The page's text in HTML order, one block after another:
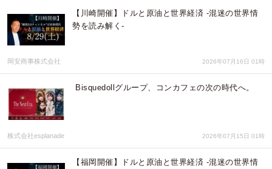
【川崎開催】ドルと原油と世界経済 -混迷の世界情
勢を読み解く-
岡安商事株式会社 2026年07月16日 01時
Bisquedollグループ、コンカフェの次の時代へ。
株式会社esplanade 2026年07月15日 01時
【福岡開催】ドルと原油と世界経済 -混迷の世界情